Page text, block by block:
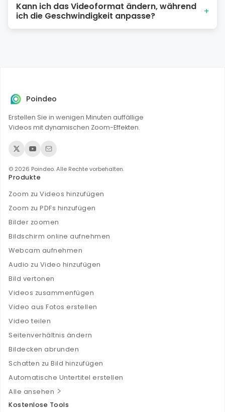
ohne Wasserzeichen erhöhen oder verringern – laden Sie
einfach ein Video hoch und ändern Sie die
Kann ich das Videoformat ändern, während
ich die Geschwindigkeit anpasse?
+
Poindeo
Erstellen Sie in wenigen Minuten auffällige
Videos mit dynamischen Zoom-Effekten.
© 2026 Poindeo. Alle Rechte vorbehalten.
Produkte
Zoom zu Videos hinzufügen
Zoom zu PDFs hinzufügen
Bilder zoomen
Bildschirm online aufnehmen
Webcam aufnehmen
Audio zu Video hinzufügen
Bild vertonen
Videos zusammenfügen
Video aus Fotos erstellen
Video teilen
Seitenverhältnis ändern
Bildecken abrunden
Schatten zu Bild hinzufügen
Automatische Untertitel erstellen
Alle ansehen
Kostenlose Tools